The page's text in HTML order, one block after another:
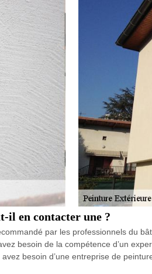
il en contacter une ?
par les professionnels du
besoin de la compétence d’un
besoin d’une entreprise de